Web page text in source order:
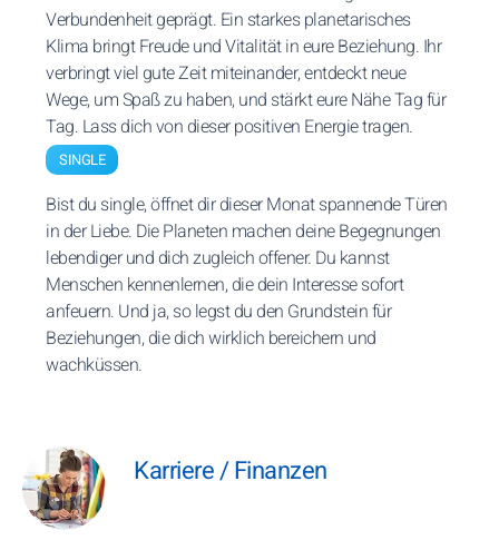
Verbundenheit geprägt. Ein starkes planetarisches
Klima bringt Freude und Vitalität in eure Beziehung. Ihr
verbringt viel gute Zeit miteinander, entdeckt neue
Wege, um Spaß zu haben, und stärkt eure Nähe Tag für
Tag. Lass dich von dieser positiven Energie tragen.
SINGLE
Bist du single, öffnet dir dieser Monat spannende Türen
in der Liebe. Die Planeten machen deine Begegnungen
lebendiger und dich zugleich offener. Du kannst
Menschen kennenlernen, die dein Interesse sofort
anfeuern. Und ja, so legst du den Grundstein für
Beziehungen, die dich wirklich bereichern und
wachküssen.
Karriere / Finanzen